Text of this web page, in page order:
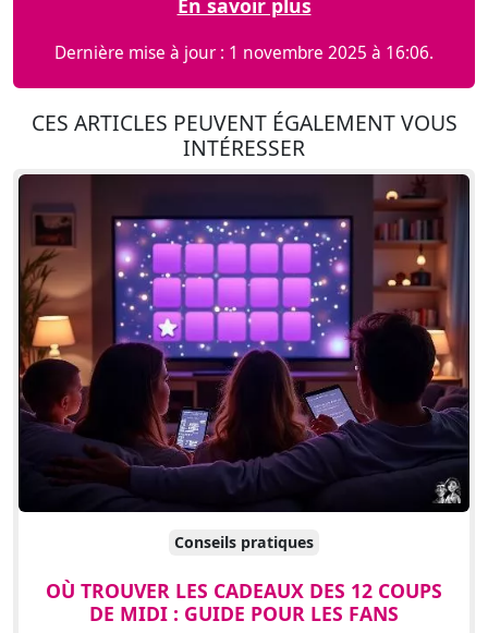
En savoir plus
Dernière mise à jour : 1 novembre 2025 à 16:06.
CES ARTICLES PEUVENT ÉGALEMENT VOUS
INTÉRESSER
Conseils pratiques
OÙ TROUVER LES CADEAUX DES 12 COUPS
DE MIDI : GUIDE POUR LES FANS